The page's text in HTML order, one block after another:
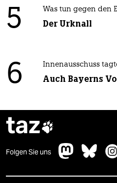
5 Was tun gegen den
Der Urknall
6 Innenausschuss
Auch Bayerns
taz
Folgen Sie uns